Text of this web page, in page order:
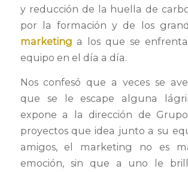
y reducción de la huella de
por la formación y de los
marketing a los que se
equipo en el día a día.
Nos confesó que a veces se
que se le escape alguna
expone a la dirección de
proyectos que idea junto a su
amigos, el marketing no es
emoción, sin que a uno le